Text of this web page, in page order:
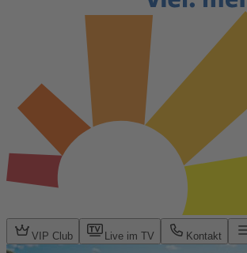
VIP Club Live im TV Kontakt